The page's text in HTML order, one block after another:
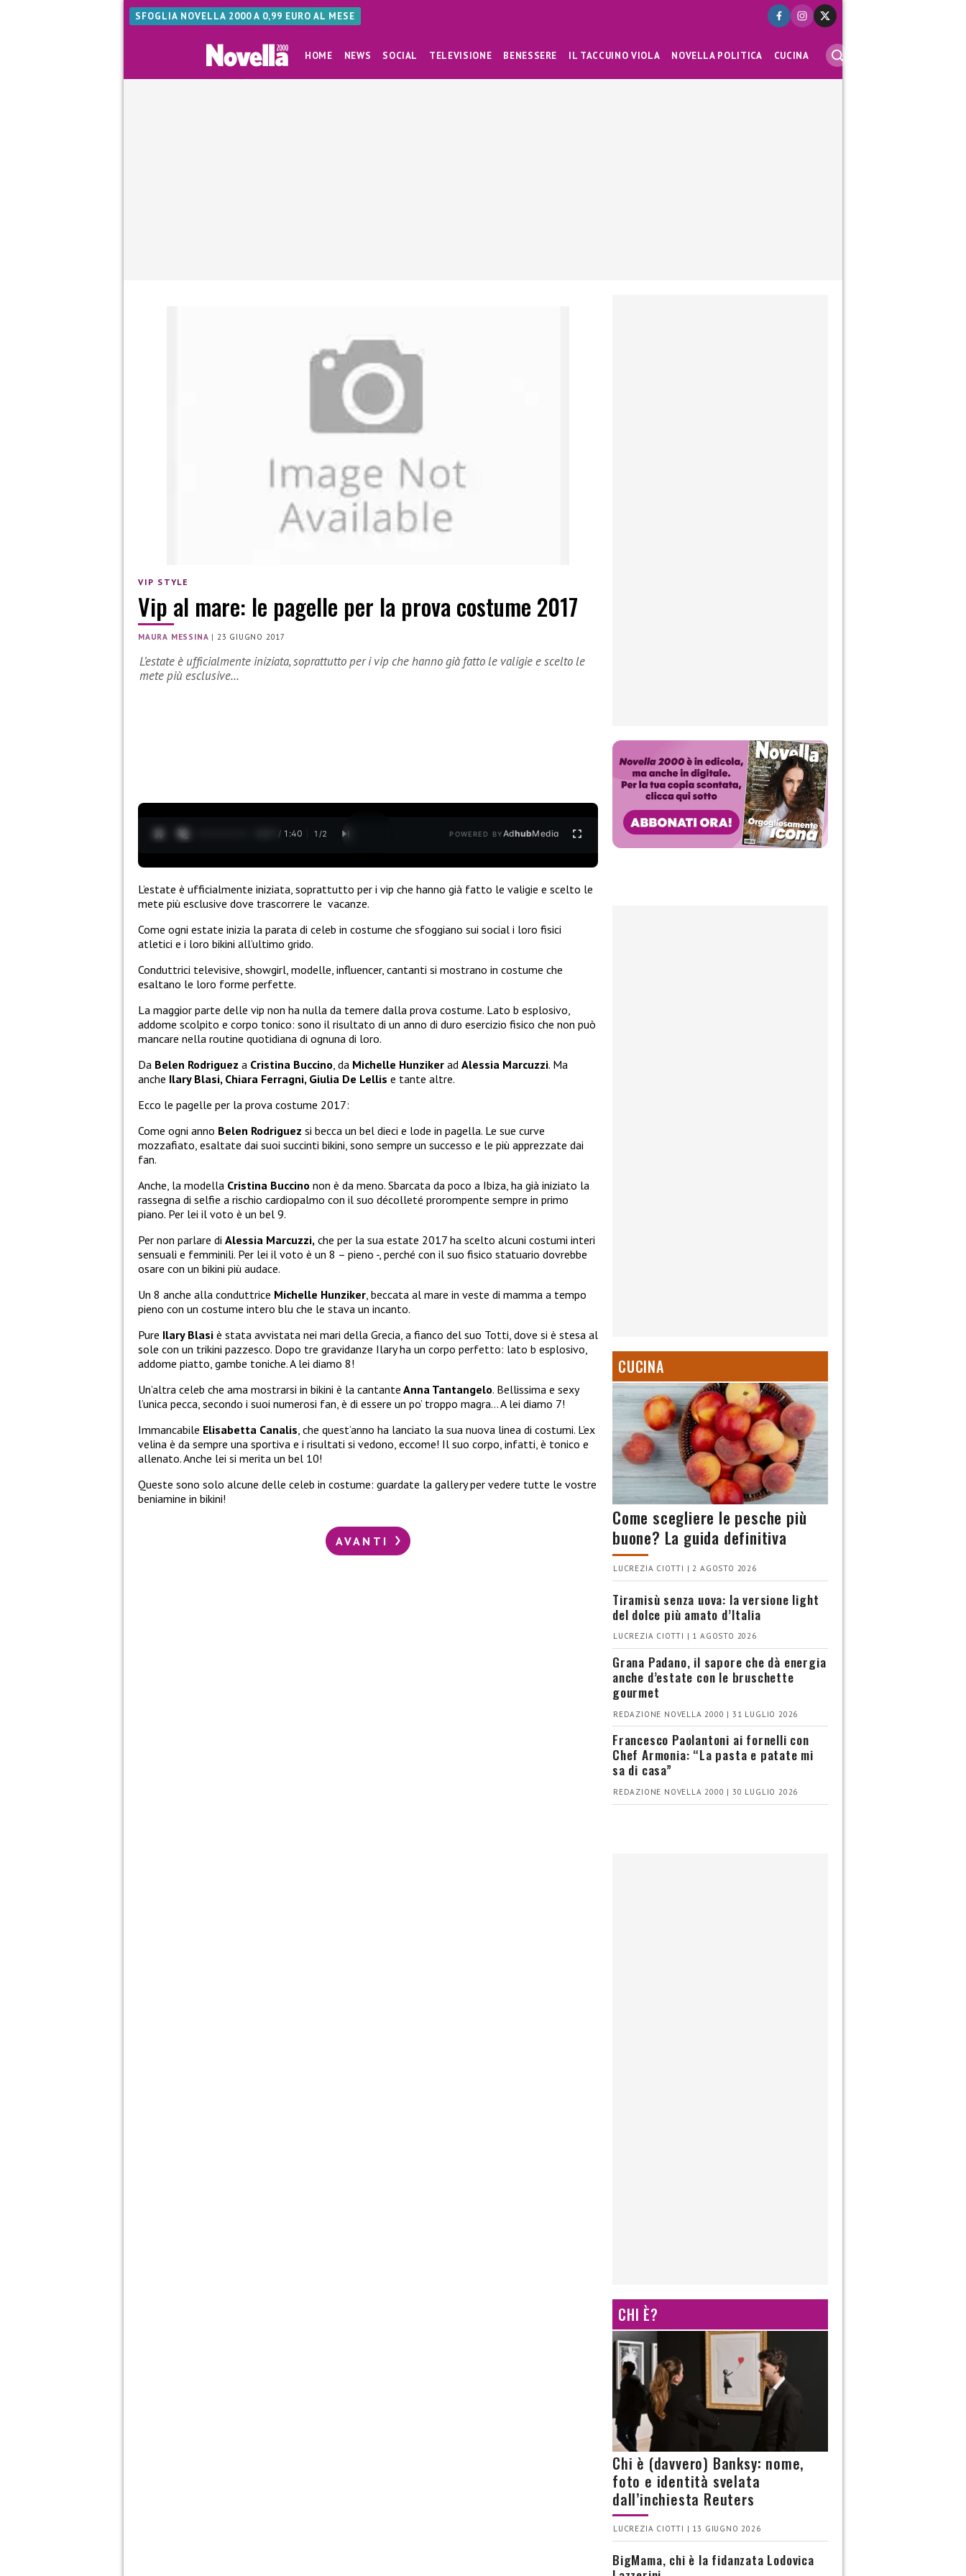
SFOGLIA NOVELLA 2000 A 0,99 EURO AL MESE
HOME NEWS SOCIAL TELEVISIONE BENESSERE IL TACCUINO VIOLA NOVELLA POLITICA CUCINA
VIP STYLE
Vip al mare: le pagelle per la prova costume 2017
MAURA MESSINA | 23 GIUGNO 2017
L’estate è ufficialmente iniziata, soprattutto per i vip che hanno già fatto le valigie e scelto le
mete più esclusive…
0:28 / 1:40 1 /2 POWERED BYAdhubMedia
L’estate è ufficialmente iniziata, soprattutto per i vip che hanno già fatto le valigie e scelto le
mete più esclusive dove trascorrere le vacanze.
Come ogni estate inizia la parata di celeb in costume che sfoggiano sui social i loro fisici
atletici e i loro bikini all’ultimo grido.
Conduttrici televisive, showgirl, modelle, influencer, cantanti si mostrano in costume che
esaltano le loro forme perfette.
La maggior parte delle vip non ha nulla da temere dalla prova costume. Lato b esplosivo,
addome scolpito e corpo tonico: sono il risultato di un anno di duro esercizio fisico che non può
mancare nella routine quotidiana di ognuna di loro.
Da Belen Rodriguez a Cristina Buccino , da Michelle Hunziker ad Alessia Marcuzzi. Ma
anche Ilary Blasi, Chiara Ferragni, Giulia De Lellis e tante altre.
Ecco le pagelle per la prova costume 2017:
Come ogni anno Belen Rodriguez si becca un bel dieci e lode in pagella. Le sue curve
mozzafiato, esaltate dai suoi succinti bikini, sono sempre un successo e le più apprezzate dai
fan.
Anche, la modella Cristina Buccino non è da meno. Sbarcata da poco a Ibiza, ha già iniziato la
rassegna di selfie a rischio cardiopalmo con il suo décolleté prorompente sempre in primo
piano. Per lei il voto è un bel 9.
Per non parlare di Alessia Marcuzzi, che per la sua estate 2017 ha scelto alcuni costumi interi
sensuali e femminili. Per lei il voto è un 8 – pieno -, perché con il suo fisico statuario dovrebbe
osare con un bikini più audace.
Un 8 anche alla conduttrice Michelle Hunziker , beccata al mare in veste di mamma a tempo
pieno con un costume intero blu che le stava un incanto.
Pure Ilary Blasi è stata avvistata nei mari della Grecia, a fianco del suo Totti, dove si è stesa al
sole con un trikini pazzesco. Dopo tre gravidanze Ilary ha un corpo perfetto: lato b esplosivo,
addome piatto, gambe toniche. A lei diamo 8!
Un’altra celeb che ama mostrarsi in bikini è la cantante Anna Tantangelo. Bellissima e sexy
l’unica pecca, secondo i suoi numerosi fan, è di essere un po’ troppo magra… A lei diamo 7!
Immancabile Elisabetta Canalis , che quest’anno ha lanciato la sua nuova linea di costumi. L’ex
velina è da sempre una sportiva e i risultati si vedono, eccome! Il suo corpo, infatti, è tonico e
allenato. Anche lei si merita un bel 10!
Queste sono solo alcune delle celeb in costume: guardate la gallery per vedere tutte le vostre
beniamine in bikini!
AVANTI
CUCINA
Come scegliere le pesche più
buone? La guida definitiva
LUCREZIA CIOTTI | 2 AGOSTO 2026
Tiramisù senza uova: la versione light
del dolce più amato d’Italia
LUCREZIA CIOTTI | 1 AGOSTO 2026
Grana Padano, il sapore che dà energia
anche d’estate con le bruschette
gourmet
REDAZIONE NOVELLA 2000 | 31 LUGLIO 2026
Francesco Paolantoni ai fornelli con
Chef Armonia: “La pasta e patate mi
sa di casa”
REDAZIONE NOVELLA 2000 | 30 LUGLIO 2026
CHI È?
Chi è (davvero) Banksy: nome,
foto e identità svelata
dall’inchiesta Reuters
LUCREZIA CIOTTI | 13 GIUGNO 2026
BigMama, chi è la fidanzata Lodovica